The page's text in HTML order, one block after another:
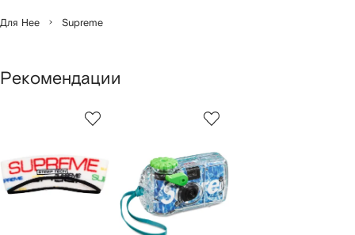
Для Нее Supreme
Рекомендации